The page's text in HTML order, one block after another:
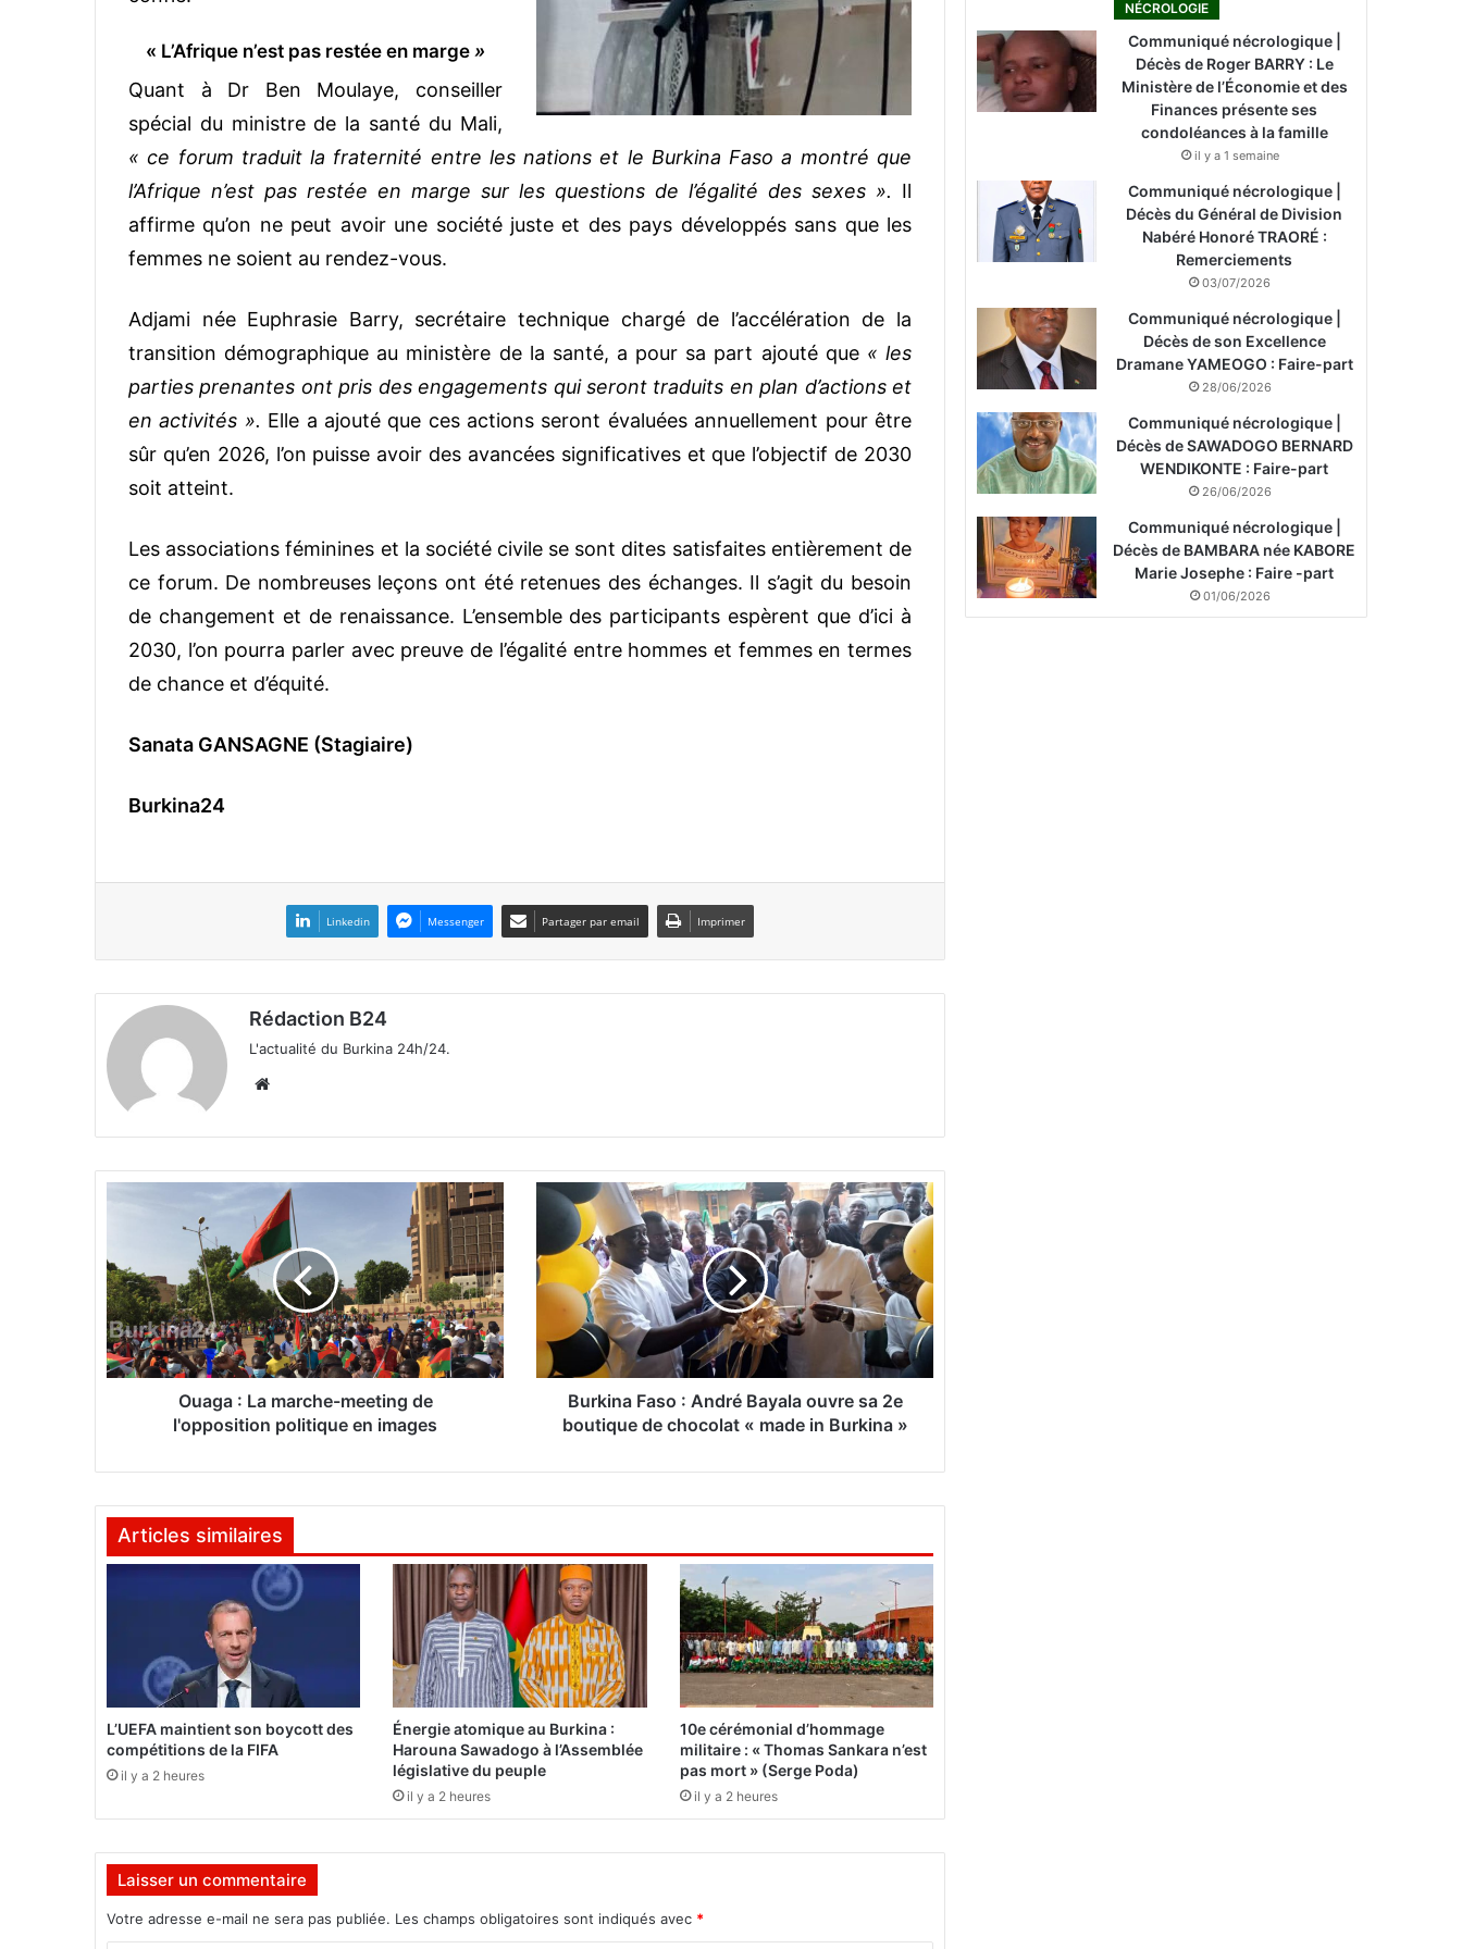
« L’Afrique n’est pas restée en marge»
Quant à Dr Ben Moulaye, conseiller
spécial du ministre de la santé du Mali,
« ce forum traduit la fraternité entre les nations et le Burkina Faso a montré que
l’Afrique n’est pas restée en marge sur les questions de l’égalité des sexes ». Il
affirme qu’on ne peut avoir une société juste et des pays développés sans que les
femmes ne soient au rendez-vous.
Adjami née Euphrasie Barry, secrétaire technique chargé de l’accélération de la
transition démographique au ministère de la santé, a pour sa part ajouté que « les
parties prenantes ont pris des engagements qui seront traduits en plan d’actions et
en activités ». Elle a ajouté que ces actions seront évaluées annuellement pour être
sûr qu’en 2026, l’on puisse avoir des avancées significatives et que l’objectif de 2030
soit atteint.
Les associations féminines et la société civile se sont dites satisfaites entièrement de
ce forum. De nombreuses leçons ont été retenues des échanges. Il s’agit du besoin
de changement et de renaissance. L’ensemble des participants espèrent que d’ici à
2030, l’on pourra parler avec preuve de l’égalité entre hommes et femmes en termes
de chance et d’équité.
Sanata GANSAGNE (Stagiaire)
Burkina24
Linkedin Messenger Partager par email Imprimer
Rédaction B24
L'actualité du Burkina 24h/24.
te
g
a
:
L
a
m
h
-
e
e
o
i
t
Ouaga : La marche-meeting de
l'opposition politique en images
k
i
F
a
A
é
B
y
a
l
a
v
a
b
Burkina Faso : André Bayala ouvre sa 2e
boutique de chocolat « made in Burkina »
Articles similaires
L’UEFA maintient son boycott des
compétitions de la FIFA
il y a 2 heures
Énergie atomique au Burkina :
Harouna Sawadogo à l’Assemblée
législative du peuple
il y a 2 heures
10e cérémonial d’hommage
militaire : « Thomas Sankara n’est
pas mort » (Serge Poda)
il y a 2 heures
Laisser un commentaire
Votre adresse e-mail ne sera pas publiée. Les champs obligatoires sont indiqués avec *
NÉCROLOGIE
Communiqué nécrologique |
Décès de Roger BARRY : Le
Ministère de l’Économie et des
Finances présente ses
condoléances à la famille
il y a 1 semaine
Communiqué nécrologique |
Décès du Général de Division
Nabéré Honoré TRAORÉ :
Remerciements
03/07/2026
Communiqué nécrologique |
Décès de son Excellence
Dramane YAMEOGO : Faire-part
28/06/2026
Communiqué nécrologique |
Décès de SAWADOGO BERNARD
WENDIKONTE : Faire-part
26/06/2026
Communiqué nécrologique |
Décès de BAMBARA née KABORE
Marie Josephe : Faire -part
01/06/2026